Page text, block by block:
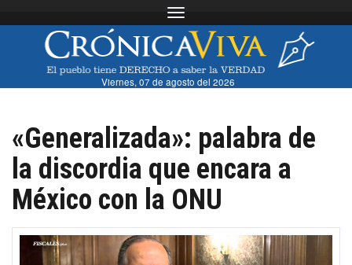
Toggle navigation
Viernes, 07 de agosto del 2026
«Generalizada»: palabra de
la discordia que encara a
México con la ONU